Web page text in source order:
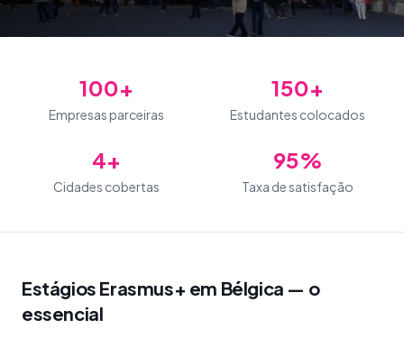
100+
Empresas parceiras
150+
Estudantes colocados
4+
Cidades cobertas
95%
Taxa de satisfação
Estágios Erasmus+ em Bélgica — o
essencial